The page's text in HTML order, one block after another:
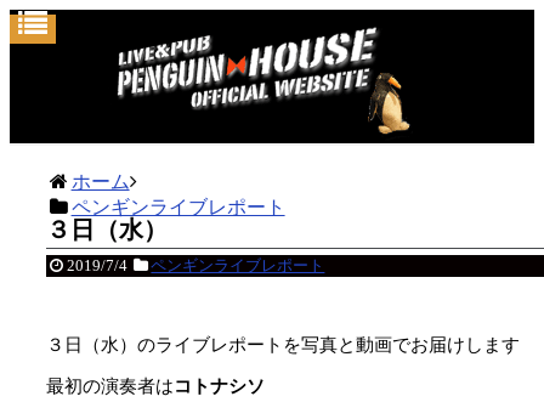
ホーム
ペンギンライブレポート
３日（水）
2019/7/4 ペンギンライブレポート
３日（水）のライブレポートを写真と動画でお届けします
最初の演奏者はコトナシソ